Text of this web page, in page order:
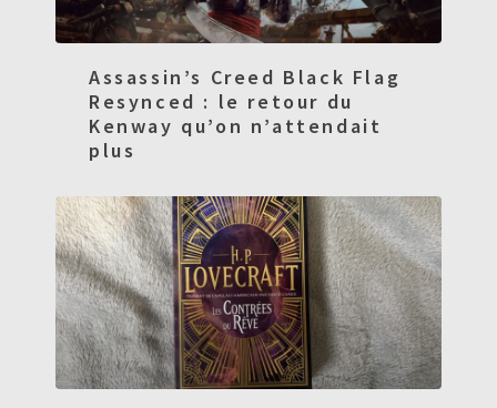
Assassin’s Creed Black Flag
Resynced : le retour du
Kenway qu’on n’attendait
plus